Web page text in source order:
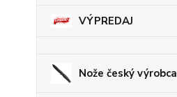
VÝPREDAJ
Nože český výrobca